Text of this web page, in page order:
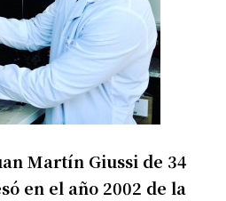
Martín Giussi de 34
en el año 2002 de la